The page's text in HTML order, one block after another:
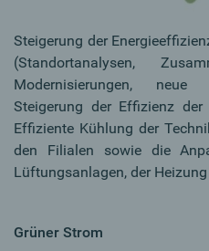
Steigerung der
(Standortanalysen,
Modernisierungen, neue
Steigerung der Effizienz
Effiziente Kühlung der
den Filialen sowie die
Lüftungsanlagen, der
Grüner Strom